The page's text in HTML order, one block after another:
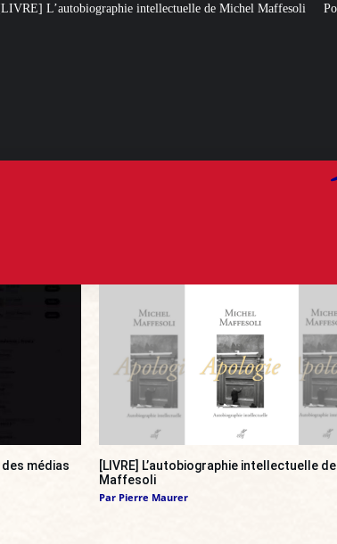
de Michel Maffesoli Pour regagner son influence
médias
[LIVRE] L’autobiographie intellectuelle de
Maffesoli
Par Pierre Maurer